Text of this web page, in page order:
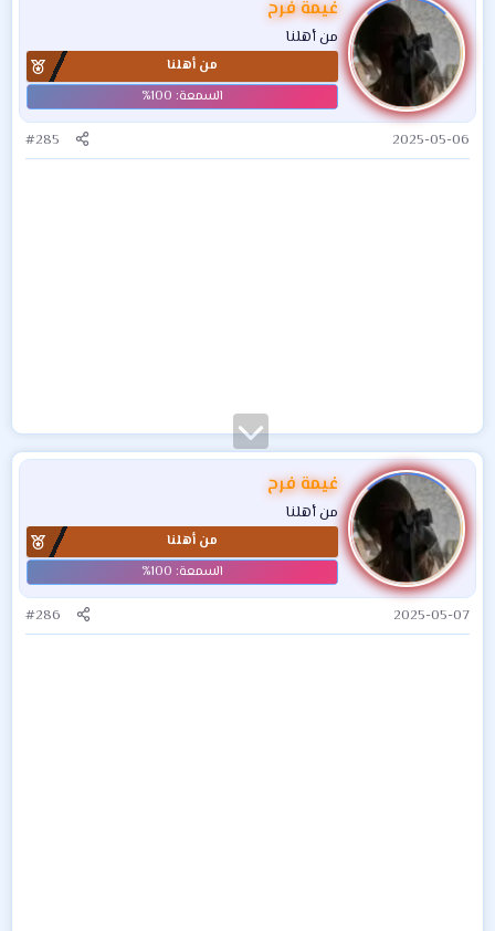
غيمة فرح
من أهلنا
من أهلنا
2025-05-06
#285
غيمة فرح
من أهلنا
من أهلنا
2025-05-07
#286